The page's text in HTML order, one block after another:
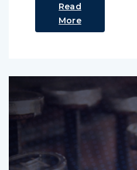
Read
More